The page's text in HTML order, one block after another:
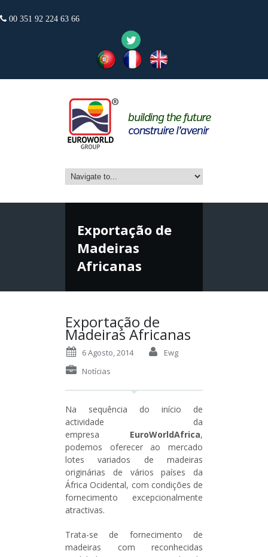
00 351 92 224 63 66
Exportação de
Madeiras
Africanas
Exportação de
Madeiras Africanas
6 Agosto, 2014
Ewg
Notícias
Na sequência do início de
actividade da
empresa EuroWorldAfrica,
podemos oferecer ao mercado
lotes variados de madeiras
originárias de vários países da
África Ocidental, com condições de
fornecimento excepcionalmente
atractivas.
Trata-se de fornecimento de
madeiras com reconhecidas